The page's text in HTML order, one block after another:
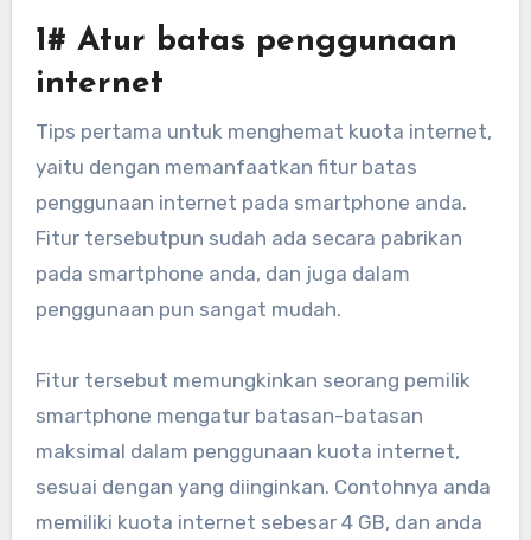
1# Atur batas penggunaan
internet
Tips pertama untuk menghemat kuota internet,
yaitu dengan memanfaatkan fitur batas
penggunaan internet pada smartphone anda.
Fitur tersebutpun sudah ada secara pabrikan
pada smartphone anda, dan juga dalam
penggunaan pun sangat mudah.
Fitur tersebut memungkinkan seorang pemilik
smartphone mengatur batasan-batasan
maksimal dalam penggunaan kuota internet,
sesuai dengan yang diinginkan. Contohnya anda
memiliki kuota internet sebesar 4 GB, dan anda